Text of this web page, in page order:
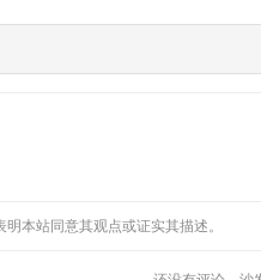
本站同意其观点或证实其描述。